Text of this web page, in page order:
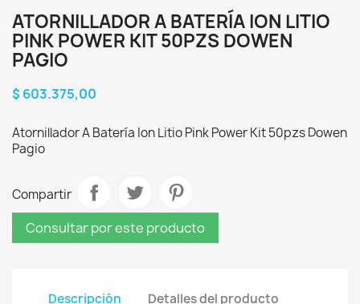
ATORNILLADOR A BATERÍA ION LITIO
PINK POWER KIT 50PZS DOWEN
PAGIO
$ 603.375,00
Atornillador A Batería Ion Litio Pink Power Kit 50pzs Dowen
Pagio
Compartir
Consultar por este producto
Descripción Detalles del producto